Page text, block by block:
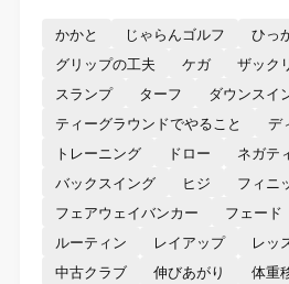
かかと じゃらんゴルフ ひっ
グリップの工夫
ケガ ザック
スランプ
ターフ ダウンスイ
ティーグラウンドでやること
デ
トレーニング
ドロー
ネガテ
バックスイング
ヒジ
フィニ
フェアウェイバンカー
フェード
ルーティン
レイアップ レッ
中古クラブ
伸びあがり 体重